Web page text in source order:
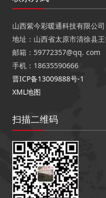
山西紫今彩暖通科技有限公司
地址：山西省太原市清徐县
邮箱：59772357@qq. com
手机：18635590666
晋ICP备13009888号-1
XML地图
扫描二维码